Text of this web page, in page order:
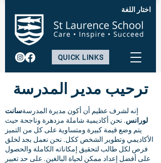
QUICK LINKS
اختار اللغة
ترحيب مدير المدرسة
إنه لشرف عظيم أن أكون مديرة المدرسةسانت
لورانس. نحن أكاديمية شاملة مزدهرة وناجحة حيث
يتم وضع قيمة كبيرة ومتساوية على كل من التميز
الأكاديمي وتطوير الشخص ككل. نحن نعمل بجد لخلق
فرص لكل طالب لتحقيق إمكاناته الكاملة والحصول
على أفضل إعداد ممكن لحياة البالغين. على حد تعبير